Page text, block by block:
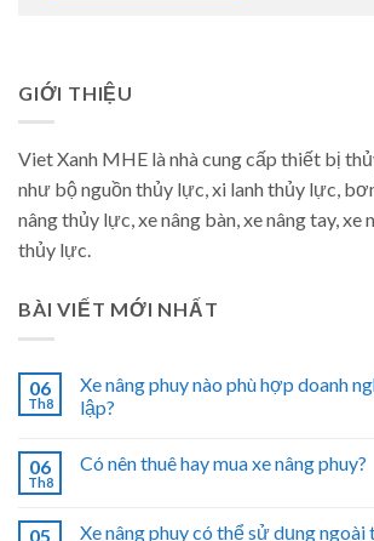
GIỚI THIỆU
Viet Xanh MHE là nhà cung cấp thiết bị
như bộ nguồn thủy lực, xi lanh thủy lực,
nâng thủy lực, xe nâng bàn, xe nâng tay, xe
thủy lực.
BÀI VIẾT MỚI NHẤT
06
Th8
Xe nâng phuy nào phù hợp doanh
lập?
06
Th8
Có nên thuê hay mua xe nâng phuy?
05 Xe nâng phuy có thể sử dụng